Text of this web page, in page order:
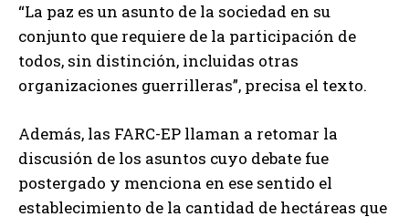
“La paz es un asunto de la sociedad en su
conjunto que requiere de la participación de
todos, sin distinción, incluidas otras
organizaciones guerrilleras”, precisa el texto.
Además, las FARC-EP llaman a retomar la
discusión de los asuntos cuyo debate fue
postergado y menciona en ese sentido el
establecimiento de la cantidad de hectáreas que